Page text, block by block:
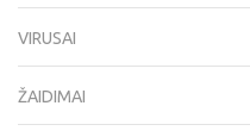
VIRUSAI
ŽAIDIMAI